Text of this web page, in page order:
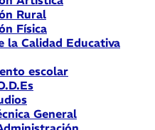
Rural
Física
la Calidad Educativa
escolar
General